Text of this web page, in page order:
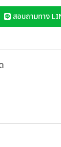
สอบถามทาง